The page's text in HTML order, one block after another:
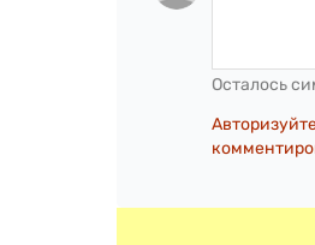
Осталось